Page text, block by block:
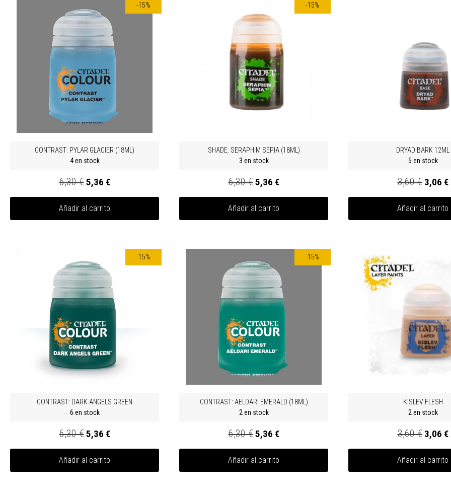
-15%
CONTRAST: PYLAR GLACIER (18ML)
4 en stock
6,30 €5,36 €
Añadir al carrito
-15%
SHADE: SERAPHIM SEPIA (18ML)
3 en stock
6,30 €5,36 €
Añadir al carrito
DRYAD BARK 12ML
5 en stock
3,60 € 3,06 €
Añadir al carrito
-15%
CONTRAST: DARK ANGELS GREEN
6 en stock
6,30 €5,36 €
Añadir al carrito
-15%
CONTRAST: AELDARI EMERALD (18ML)
2 en stock
6,30 €5,36 €
Añadir al carrito
KISLEV FLESH
2 en stock
3,60 € 3,06 €
Añadir al carrito